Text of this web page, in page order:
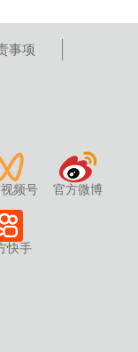
事项
频号 官方微博
快手